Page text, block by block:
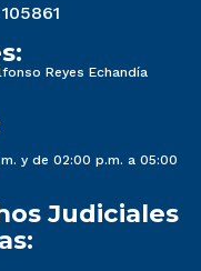
105861
Reyes Echandía
y de 02:00 p.m. a 05:00
Judiciales